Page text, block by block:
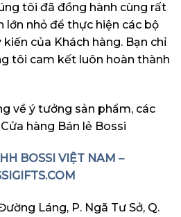
tôi đã đồng hành cùng rất
lớn nhỏ để thực hiện các bộ
của Khách hàng. Bạn chỉ
tôi cam kết luôn hoàn thành
về ý tưởng sản phẩm, các
Cửa hàng Bán lẻ Bossi
BOSSI VIỆT NAM –
Láng, P. Ngã Tư Sở, Q.